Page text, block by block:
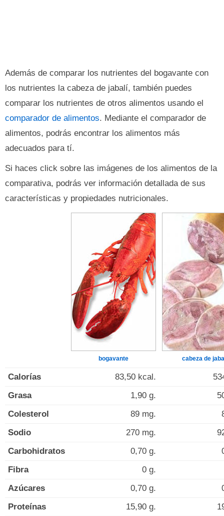
Además de comparar los nutrientes del bogavante con
los nutrientes la cabeza de jabalí, también puedes
comparar los nutrientes de otros alimentos usando el
comparador de alimentos. Mediante el comparador de
alimentos, podrás encontrar los alimentos más
adecuados para tí.
Si haces click sobre las imágenes de los alimentos de la
comparativa, podrás ver información detallada de sus
características y propiedades nutricionales.
bogavante cabeza de
Calorías 83,50 kcal.
Grasa
1,90 g.
Colesterol
89 mg.
Sodio
270 mg.
Carbohidratos
0,70 g.
Fibra
0 g.
Azúcares
0,70 g.
Proteínas
15,90 g.